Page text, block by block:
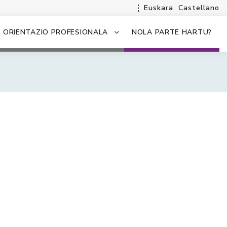
Euskara Castellano
ORIENTAZIO PROFESIONALA NOLA PARTE HARTU?